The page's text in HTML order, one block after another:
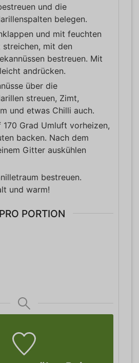
und die
belegen.
und mit feuchten
mit den
bestreuen. Mit
andrücken.
über die
streuen, Zimt,
und etwas Chilli auch.
170 Grad Umluft vorheizen,
backen. Nach dem
Gitter auskühlen
bestreuen.
und warm!
PORTION